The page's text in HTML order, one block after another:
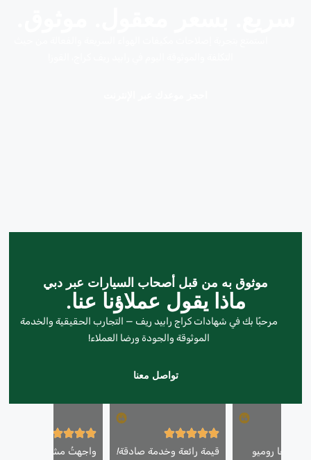
موثوق به من قبل أصحاب السيارات عبر دبي
ماذا يقول عملاؤنا عنا.
مرحبًا بك في شهادات كراج رابيد ريف — التجارب الحقيقية والخدمة
الموثوقة والجودة ورضا العملاء!
تواصل معنا
ألفا روميو
قيمة رائعة وخدمة صادقة!
واجهتُ مشاكل في تأخر